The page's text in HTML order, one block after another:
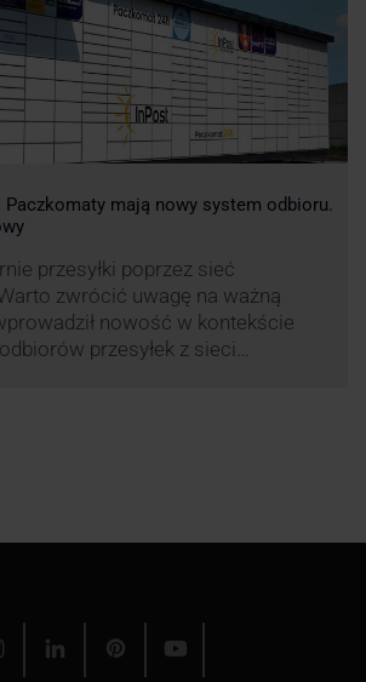
mają nowy system odbioru.
przesyłki poprzez sieć
zwrócić uwagę na ważną
nowość w kontekście
przesyłek z sieci